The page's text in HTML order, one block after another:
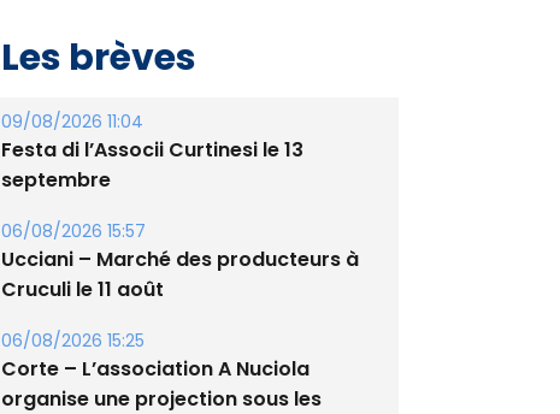
Les brèves
09/08/2026 11:04
Festa di l’Associi Curtinesi le 13
septembre
06/08/2026 15:57
Ucciani – Marché des producteurs à
Cruculi le 11 août
06/08/2026 15:25
Corte – L’association A Nuciola
organise une projection sous les